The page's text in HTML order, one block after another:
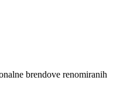
brendove renomiranih